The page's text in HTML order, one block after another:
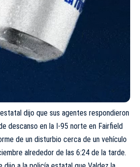
dijo que sus agentes respondieron
descanso en la I-95 norte en Fairfield
de un disturbio cerca de un vehículo
alrededor de las 6:24 de la tarde.